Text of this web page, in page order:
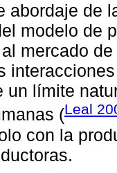
abordaje de
modelo de
mercado
un límite
(Leal
con la